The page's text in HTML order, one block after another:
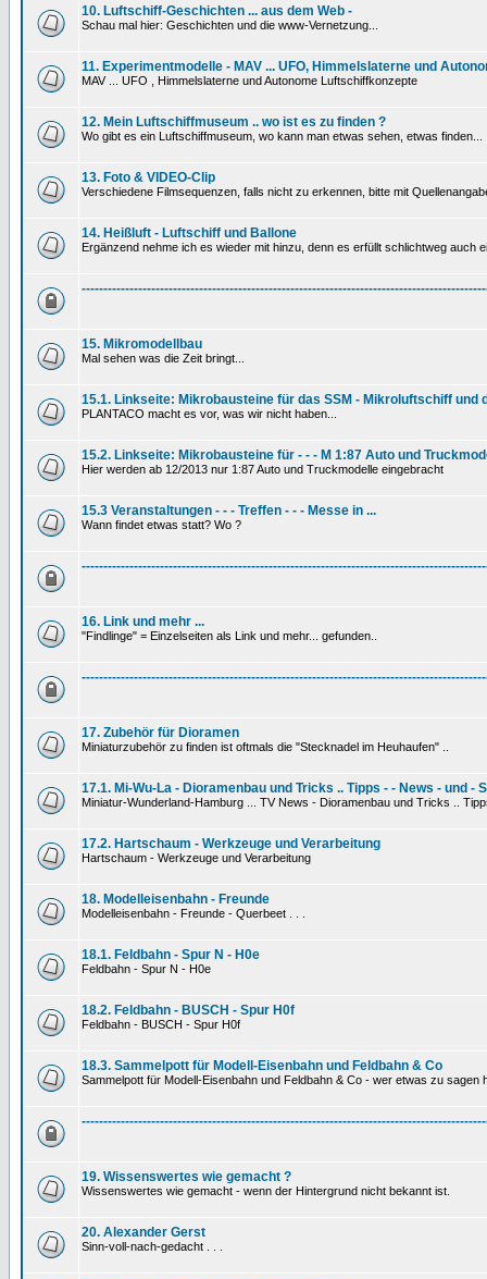
10. Luftschiff-Geschichten ... aus dem Web -
Schau mal hier: Geschichten und die www-Vernetzung...
11. Experimentmodelle - MAV ... UFO, Himmelslaterne und
MAV ... UFO , Himmelslaterne und Autonome Luftschiffkonzepte
12. Mein Luftschiffmuseum .. wo ist es zu finden ?
Wo gibt es ein Luftschiffmuseum, wo kann man etwas sehen, etwas finden...
13. Foto & VIDEO-Clip
Verschiedene Filmsequenzen, falls nicht zu erkennen, bitte mit
14. Heißluft - Luftschiff und Ballone
Ergänzend nehme ich es wieder mit hinzu, denn es erfüllt schlichtweg auch
15. Mikromodellbau
Mal sehen was die Zeit bringt...
15.1. Linkseite: Mikrobausteine für das SSM - Mikroluftschiff und
PLANTACO macht es vor, was wir nicht haben...
15.2. Linkseite: Mikrobausteine für - - - M 1:87 Auto und
Hier werden ab 12/2013 nur 1:87 Auto und Truckmodelle eingebracht
15.3 Veranstaltungen - - - Treffen - - - Messe in ...
Wann findet etwas statt? Wo ?
16. Link und mehr ...
"Findlinge" = Einzelseiten als Link und mehr... gefunden..
17. Zubehör für Dioramen
Miniaturzubehör zu finden ist oftmals die "Stecknadel im Heuhaufen" ..
17.1. Mi-Wu-La - Dioramenbau und Tricks .. Tipps - - News - und -
Miniatur-Wunderland-Hamburg ... TV News - Dioramenbau und Tricks ..
17.2. Hartschaum - Werkzeuge und Verarbeitung
Hartschaum - Werkzeuge und Verarbeitung
18. Modelleisenbahn - Freunde
Modelleisenbahn - Freunde - Querbeet . . .
18.1. Feldbahn - Spur N - H0e
Feldbahn - Spur N - H0e
18.2. Feldbahn - BUSCH - Spur H0f
Feldbahn - BUSCH - Spur H0f
18.3. Sammelpott für Modell-Eisenbahn und Feldbahn & Co
Sammelpott für Modell-Eisenbahn und Feldbahn & Co - wer etwas zu sagen
19. Wissenswertes wie gemacht ?
Wissenswertes wie gemacht - wenn der Hintergrund nicht bekannt ist.
20. Alexander Gerst
Sinn-voll-nach-gedacht . . .